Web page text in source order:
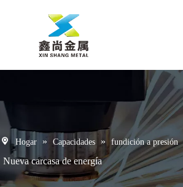
Hogar » Capacidades » fundición a presión
Nueva carcasa de energía